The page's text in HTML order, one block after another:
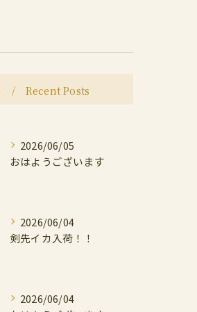
Recent Posts
2026/06/05
おはようございます
2026/06/04
剣先イカ入荷！！
2026/06/04